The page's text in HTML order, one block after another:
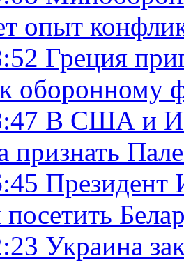
опыт
Греция
оборонному
В США и
признать
Президент
Украина